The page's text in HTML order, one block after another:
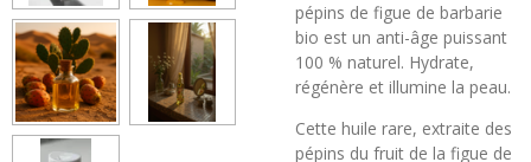
pépins de figue de barbarie
bio est un anti-âge puissant
100 % naturel. Hydrate,
régénère et illumine la peau.
Cette huile rare, extraite des
pépins du fruit de la figue de